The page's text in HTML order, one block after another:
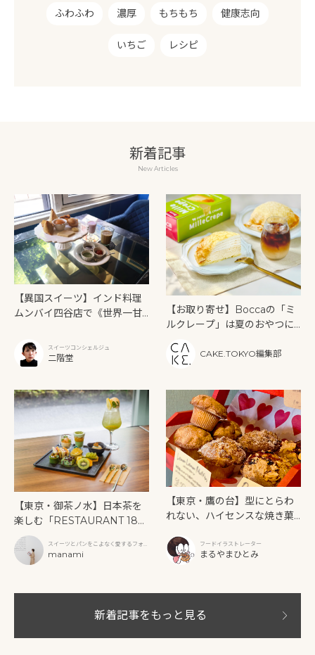
ふわふわ 濃厚 もちもち 健康志向
いちご レシピ
新着記事
New Articles
【異国スイーツ】インド料理
ムンバイ四谷店で《世界一甘
ー》を味わうスイーツコンシェルジュ
二階堂
【お取り寄せ】Boccaの「ミ
ルクレープ」は夏のおやつに
CAKE.TOKYO編集部
【東京・御茶ノ水】日本茶を
楽しむ「RESTAURANT 189
9 OCHANOMIZU」の抹茶ア
フタヌーンティーと新作クリ
ームソーダ
スイーツとパンをこよなく愛するフォト
グラファー
manami
【東京・鷹の台】型にとらわ
れない、ハイセンスな焼き菓
フードイラストレーター
まるやまひとみ
新着記事をもっと見る